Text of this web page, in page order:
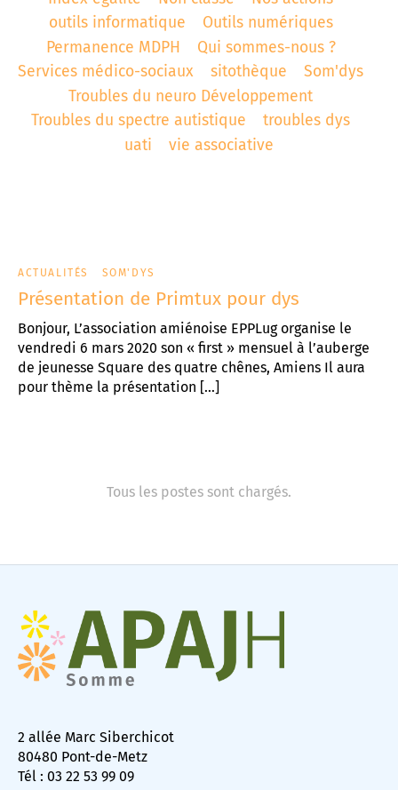
outils informatique
Outils numériques
Permanence MDPH
Qui sommes-nous ?
Services médico-sociaux
sitothèque
Som'dys
Troubles du neuro Développement
Troubles du spectre autistique
troubles dys
uati
vie associative
ACTUALITÉS SOM'DYS
Présentation de Primtux pour dys
Bonjour, L’association amiénoise EPPLug organise le
vendredi 6 mars 2020 son « first » mensuel à l’auberge
de jeunesse Square des quatre chênes, Amiens Il aura
pour thème la présentation […]
Tous les postes sont chargés.
2 allée Marc Siberchicot
80480 Pont-de-Metz
Tél : 03 22 53 99 09
associatif
de référence APAJH
d’Abbeville
collège César Franck à Amiens
Lycée Edouard BRANLY à Amiens
«Déficience Visuelle»
« dys »